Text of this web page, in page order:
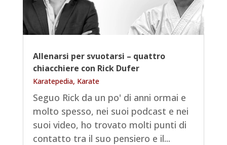
Allenarsi per svuotarsi – quattro
chiacchiere con Rick Dufer
Karatepedia, Karate
Seguo Rick da un po' di anni ormai e
molto spesso, nei suoi podcast e nei
suoi video, ho trovato molti punti di
contatto tra il suo pensiero e il...